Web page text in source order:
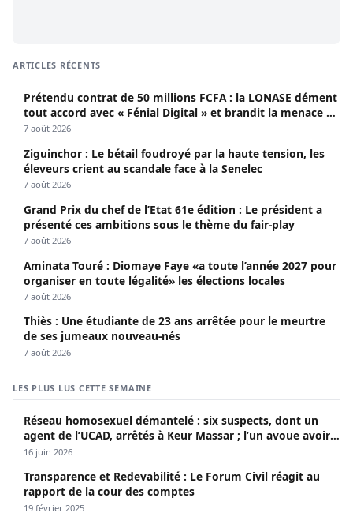
ARTICLES RÉCENTS
Prétendu contrat de 50 millions FCFA : la LONASE dément
tout accord avec « Fénial Digital » et brandit la menace de
poursuites
7 août 2026
Ziguinchor : Le bétail foudroyé par la haute tension, les
éleveurs crient au scandale face à la Senelec
7 août 2026
Grand Prix du chef de l’Etat 61e édition : Le président a
présenté ces ambitions sous le thème du fair-play
7 août 2026
Aminata Touré : Diomaye Faye «a toute l’année 2027 pour
organiser en toute légalité» les élections locales
7 août 2026
Thiès : Une étudiante de 23 ans arrêtée pour le meurtre
de ses jumeaux nouveau-nés
7 août 2026
LES PLUS LUS CETTE SEMAINE
Réseau homosexuel démantelé : six suspects, dont un
agent de l’UCAD, arrêtés à Keur Massar ; l’un avoue avoir
propagé le VIH depuis 2018
16 juin 2026
Transparence et Redevabilité : Le Forum Civil réagit au
rapport de la cour des comptes
19 février 2025